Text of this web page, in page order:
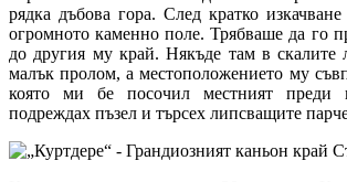
рядка дъбова гора. След кратко
огромното каменно поле. Трябваше да го
до другия му край. Някъде там в скалите
малък пролом, а местоположението му
която ми бе посочил местният преди
подреждах пъзел и търсех липсващите